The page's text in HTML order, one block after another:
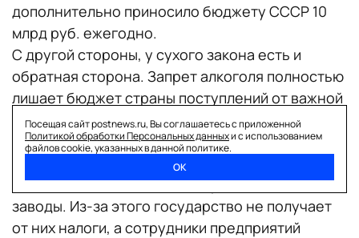
дополнительно приносило бюджету СССР 10
млрд руб. ежегодно.
С другой стороны, у сухого закона есть и
обратная сторона. Запрет алкоголя полностью
лишает бюджет страны поступлений от важной
статьи доходов — акцизов. Кроме того, «под
нож» идет целая отрасль производства и
торговли. Перестают работать бары,
алкогольные магазины, ликеро-водочные
заводы. Из-за этого государство не получает
от них налоги, а сотрудники предприятий
Посещая сайт postnews.ru, Вы соглашаетесь с приложенной
Политикой обработки Персональных данныхи с использованием
файлов cookie, указанных в данной политике.
ОК